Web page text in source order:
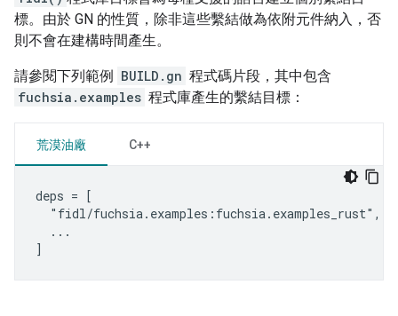
標。由於 GN 的性質，除非這些繫結做為依附元件納入，否
則不會在建構時間產生。
請參閱下列範例 BUILD.gn 程式碼片段，其中包含
fuchsia.examples 程式庫產生的繫結目標：
荒漠油廠 C++
deps = [
  "fidl/fuchsia.examples:fuchsia.examples_rust",
  ...